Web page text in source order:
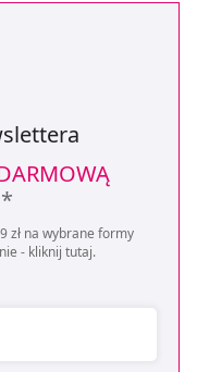
*
zł na wybrane formy
- kliknij tutaj.